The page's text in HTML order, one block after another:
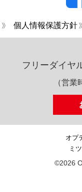
個人情報保護方針
フリーダイヤ
（営
オプ
ミ
©2026